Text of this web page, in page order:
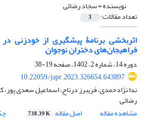
نویسنده =سجاد رضائی
تعداد مقالات: 3
اثربخشی برنامۀ پیشگیری از خودزنی
فراهیجان‌های دختران نوجوان
دوره 14، شماره 2، 1402، صفحه
19-38
10.22059/japr.2023.326654.643897
ندا نژادحمدی، فریبرز درتاج، اسماعیل سعدی
رضائی
مشاهده مقاله
اصل مقاله 738.39 K